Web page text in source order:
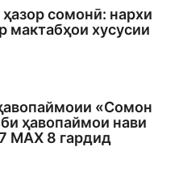
сомонӣ: нархи
мактабҳои хусусии
«Сомон
ҳавопаймои нави
MAX 8 гардид